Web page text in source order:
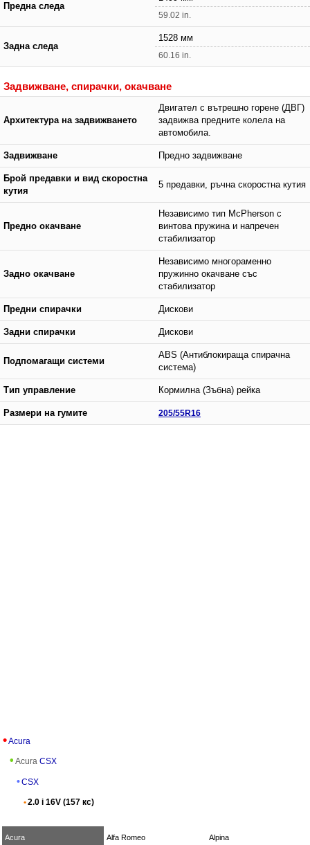
Предна следа
59.02 in.
Задна следа
1528 мм
60.16 in.
Задвижване, спирачки, окачване
Архитектура на задвижването
Двигател с вътрешно горене (ДВГ)
задвижва предните колела на
автомобила.
Задвижване Предно задвижване
Брой предавки и вид скоростна
кутия
5 предавки, ръчна скоростна кутия
Предно окачване
Независимо тип McPherson с
винтова пружина и напречен
стабилизатор
Задно окачване
Независимо многораменно
пружинно окачване със
стабилизатор
Предни спирачки Дискови
Задни спирачки Дискови
Подпомагащи системи
ABS (Антиблокираща спирачна
система)
Тип управление Кормилна (Зъбна) рейка
Размери на гумите 205/55R16
Acura
Acura CSX
CSX
2.0 i 16V (157 кс)
Acura Alfa Romeo Alpina